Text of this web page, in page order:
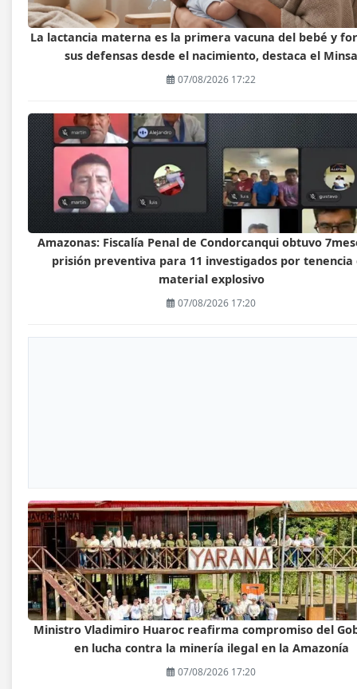
La lactancia materna es la primera vacuna del bebé y
sus defensas desde el nacimiento, destaca el Minsa
07/08/2026 17:22
Amazonas: Fiscalía Penal de Condorcanqui obtuvo
prisión preventiva para 11 investigados por tenencia
material explosivo
07/08/2026 17:20
Ministro Vladimiro Huaroc reafirma compromiso del
en lucha contra la minería ilegal en la Amazonía
07/08/2026 17:20